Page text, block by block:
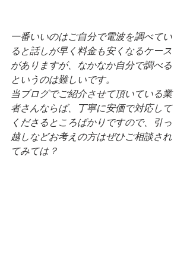
一番いいのはご自分で電波を調べてい
ると話しが早く料金も安くなるケース
がありますが、なかなか自分で調べる
というのは難しいです。
当ブログでご紹介させて頂いている業
者さんならば、丁寧に安価で対応して
くださるところばかりですので、引っ
越しなどお考えの方はぜひご相談され
てみては？